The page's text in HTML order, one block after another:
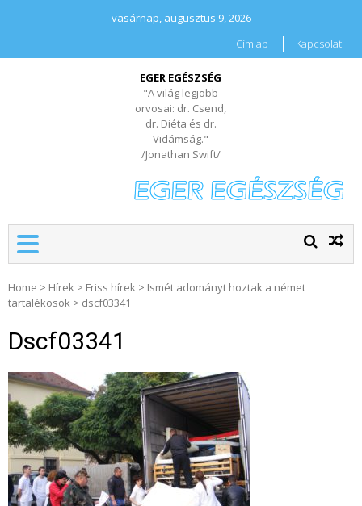
vasárnap, augusztus 9, 2026
Címlap
Kapcsolat
EGER EGÉSZSÉG
"A világ legjobb
orvosai: dr. Csend,
dr. Diéta és dr.
Vidámság."
/Jonathan Swift/
Home > Hírek > Friss hírek > Ismét adományt hoztak a német
tartalékosok > dscf03341
Dscf03341